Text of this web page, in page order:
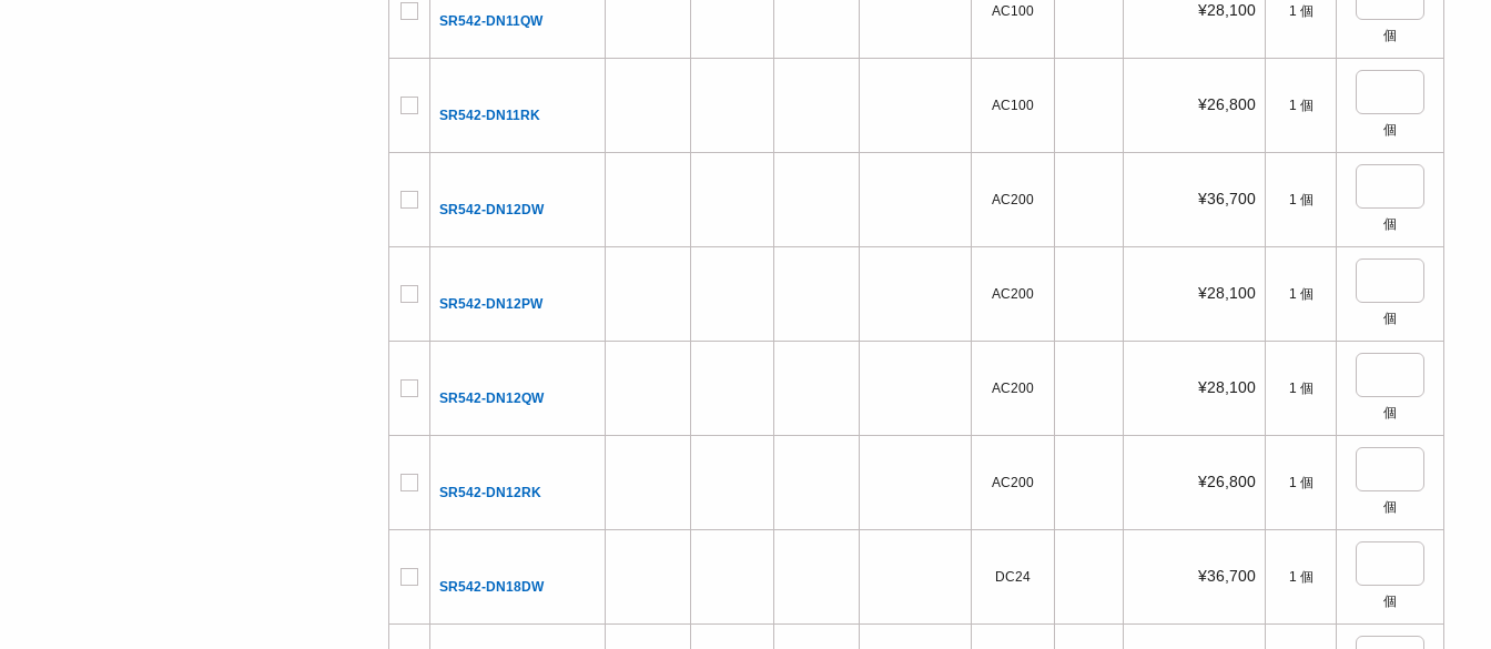
SR542-DN11QW
SR542-DN11RK
SR542-DN12DW
SR542-DN12PW
SR542-DN12QW
SR542-DN12RK
SR542-DN18DW
AC100
AC100
AC200
AC200
AC200
AC200
DC24
¥28,100 1 個
個
¥26,800 1 個
個
¥36,700 1 個
個
¥28,100 1 個
個
¥28,100 1 個
個
¥26,800 1 個
個
¥36,700 1 個
個